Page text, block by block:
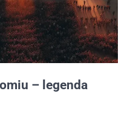
– legenda